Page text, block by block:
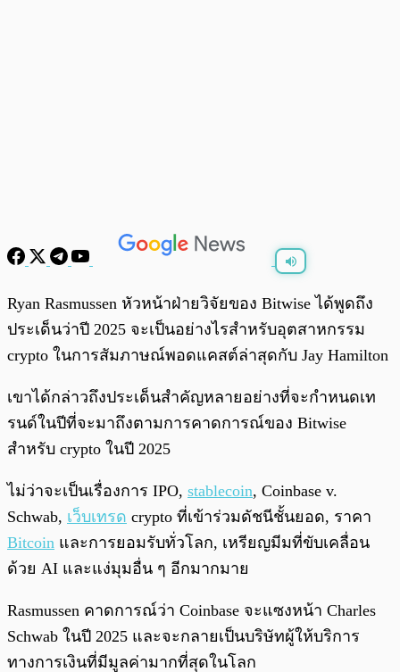
0:00 / 0:00
Ryan Rasmussen หัวหน้าฝ่ายวิจัยของ Bitwise ได้พูดถึง
ประเด็นว่าปี 2025 จะเป็นอย่างไรสำหรับอุตสาหกรรม
crypto ในการสัมภาษณ์พอดแคสต์ล่าสุดกับ Jay Hamilton
เขาได้กล่าวถึงประเด็นสำคัญหลายอย่างที่จะกำหนดเท
รนด์ในปีที่จะมาถึงตามการคาดการณ์ของ Bitwise
สำหรับ crypto ในปี 2025
ไม่ว่าจะเป็นเรื่องการ IPO, stablecoin, Coinbase v.
Schwab, เว็บเทรด crypto ที่เข้าร่วมดัชนีชั้นยอด, ราคา
Bitcoin และการยอมรับทั่วโลก, เหรียญมีมที่ขับเคลื่อน
ด้วย AI และแง่มุมอื่น ๆ อีกมากมาย
Rasmussen คาดการณ์ว่า Coinbase จะแซงหน้า Charles
Schwab ในปี 2025 และจะกลายเป็นบริษัทผู้ให้บริการ
ทางการเงินที่มีมูลค่ามากที่สุดในโลก